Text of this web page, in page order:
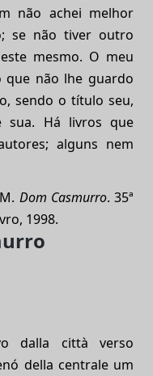
não achei melhor
se não tiver outro
mesmo. O meu
que não lhe guardo
sendo o título seu,
sua. Há livros que
alguns nem
Dom Casmurro. 35ª
1998.
dalla città verso
della centrale um